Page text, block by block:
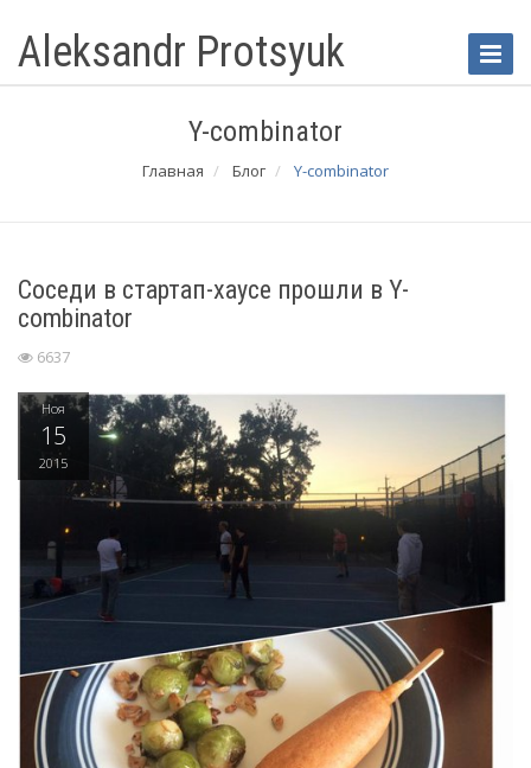
Toggle
Aleksandr Protsyuk
Y-combinator
Главная Блог Y-combinator
Соседи в стартап-хаусе прошли в Y-
combinator
6637
Ноя
15
2015